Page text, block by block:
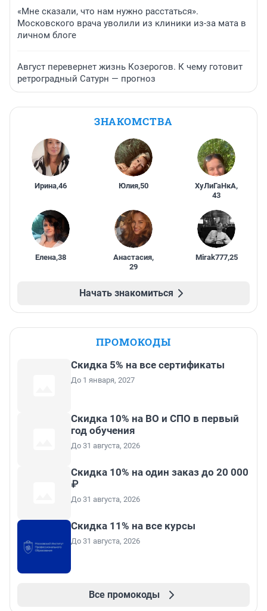
«Мне сказали, что нам нужно расстаться».
Московского врача уволили из клиники из-за мата в
личном блоге
Август перевернет жизнь Козерогов. К чему готовит
ретроградный Сатурн — прогноз
ЗНАКОМСТВА
Ирина,46 Юлия,50 ХуЛиГаНкА,
43
Елена,38 Анастасия,
29
Mirak777,25
Начать знакомиться
ПРОМОКОДЫ
Скидка 5% на все сертификаты
До 1 января, 2027
Скидка 10% на ВО и СПО в первый
год обучения
До 31 августа, 2026
Скидка 10% на один заказ до 20 000
₽
До 31 августа, 2026
Скидка 11% на все курсы
До 31 августа, 2026
Все промокоды